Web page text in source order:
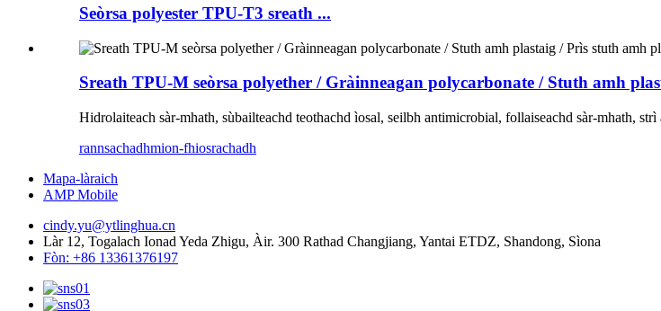
Seòrsa polyester TPU-T3 sreath ...
Sreath TPU-M seòrsa polyether / Gràinneagan polycarbonate / Stuth amh
Hidrolaiteach sàr-mhath, sùbailteachd teothachd ìosal, seilbh antimicrobial, follaiseachd sàr-mhath, strì
rannsachadhmion-fhiosrachadh
Mapa-làraich
AMP Mobile
cindy.yu@ytlinghua.cn
Làr 12, Togalach Ionad Yeda Zhigu, Àir. 300 Rathad Changjiang, Yantai ETDZ, Shandong, Sìona
Fòn: +86 13361376197